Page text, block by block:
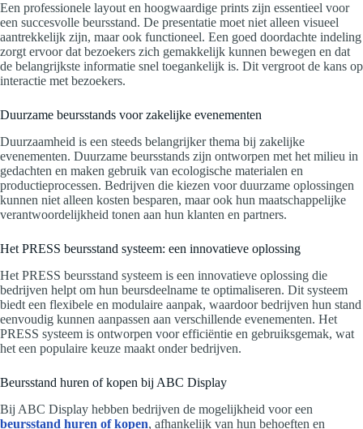
Een professionele layout en hoogwaardige prints zijn essentieel voor
een succesvolle beursstand. De presentatie moet niet alleen visueel
aantrekkelijk zijn, maar ook functioneel. Een goed doordachte indeling
zorgt ervoor dat bezoekers zich gemakkelijk kunnen bewegen en dat
de belangrijkste informatie snel toegankelijk is. Dit vergroot de kans op
interactie met bezoekers.
Duurzame beursstands voor zakelijke evenementen
Duurzaamheid is een steeds belangrijker thema bij zakelijke
evenementen. Duurzame beursstands zijn ontworpen met het milieu in
gedachten en maken gebruik van ecologische materialen en
productieprocessen. Bedrijven die kiezen voor duurzame oplossingen
kunnen niet alleen kosten besparen, maar ook hun maatschappelijke
verantwoordelijkheid tonen aan hun klanten en partners.
Het PRESS beursstand systeem: een innovatieve oplossing
Het PRESS beursstand systeem is een innovatieve oplossing die
bedrijven helpt om hun beursdeelname te optimaliseren. Dit systeem
biedt een flexibele en modulaire aanpak, waardoor bedrijven hun stand
eenvoudig kunnen aanpassen aan verschillende evenementen. Het
PRESS systeem is ontworpen voor efficiëntie en gebruiksgemak, wat
het een populaire keuze maakt onder bedrijven.
Beursstand huren of kopen bij ABC Display
Bij ABC Display hebben bedrijven de mogelijkheid voor een
beursstand huren of kopen, afhankelijk van hun behoeften en